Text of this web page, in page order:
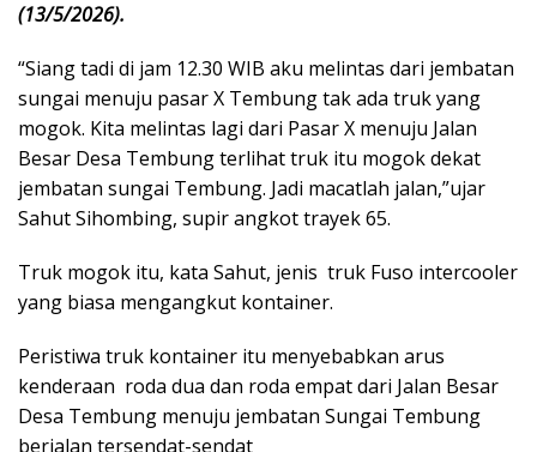
(13/5/2026).
“Siang tadi di jam 12.30 WIB aku melintas dari jembatan
sungai menuju pasar X Tembung tak ada truk yang
mogok. Kita melintas lagi dari Pasar X menuju Jalan
Besar Desa Tembung terlihat truk itu mogok dekat
jembatan sungai Tembung. Jadi macatlah jalan,”ujar
Sahut Sihombing, supir angkot trayek 65.
Truk mogok itu, kata Sahut, jenis truk Fuso intercooler
yang biasa mengangkut kontainer.
Peristiwa truk kontainer itu menyebabkan arus
kenderaan roda dua dan roda empat dari Jalan Besar
Desa Tembung menuju jembatan Sungai Tembung
berjalan tersendat-sendat